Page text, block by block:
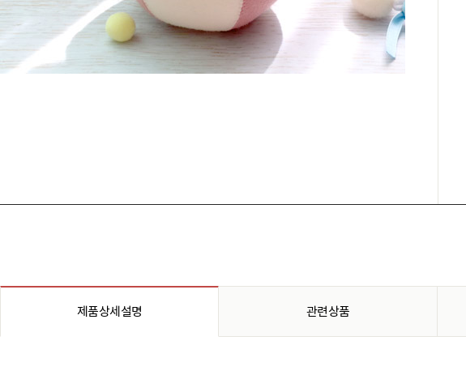
제품상세설명 관련상품